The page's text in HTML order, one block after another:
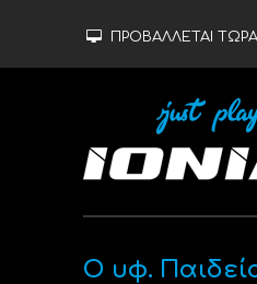
ΠΡΟΒΑΛΛΕΤΑΙ ΤΩΡΑ
Ο υφ.